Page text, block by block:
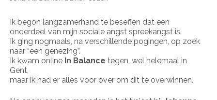
Ik begon langzamerhand te beseffen dat een
onderdeel van mijn sociale angst spreekangst is.
Ik ging nogmaals, na verschillende pogingen, op zoek
naar “een genezing”.
Ik kwam online In Balance tegen, wel helemaal in
Gent,
maar ik had er alles voor over om dit te overwinnen.